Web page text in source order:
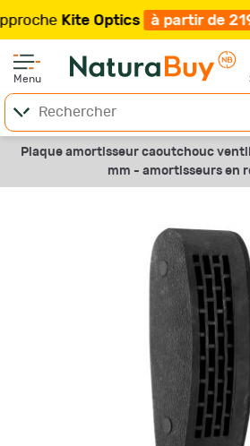
Kite Optics à partir de 219€ /
Menu
Plaque amortisseur caoutchouc
mm - amortisseurs en